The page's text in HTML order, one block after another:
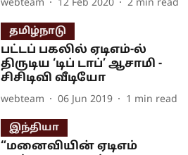
webteam 12 Feb 2020 2 min read
தமிழ்நாடு
பட்டப் பகலில் ஏடிஎம்-ல்
திருடிய ‘டிப் டாப்’ ஆசாமி -
சிசிடிவி வீடியோ
webteam 06 Jun 2019 1 min read
இந்தியா
“மனைவியின் ஏடிஎம்